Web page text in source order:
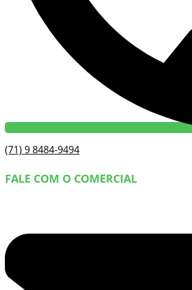
(71) 9 8484-9494
FALE COM O COMERCIAL